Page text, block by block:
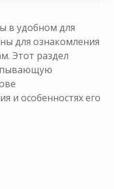
в удобном для
для ознакомления
Этот раздел
и особенностях его